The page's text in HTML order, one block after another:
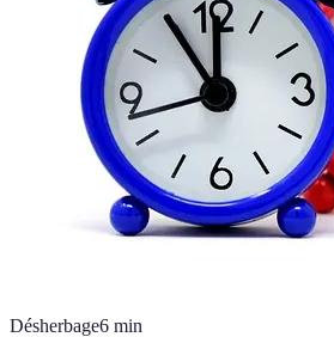
Désherbage6 min